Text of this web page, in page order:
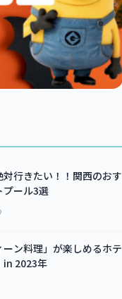
対行きたい！！関西のおす
プール3選
ーン料理」が楽しめるホテ
in 2023年